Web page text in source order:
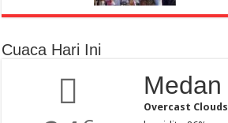
Cuaca Hari Ini
Medan
Overcast Clouds